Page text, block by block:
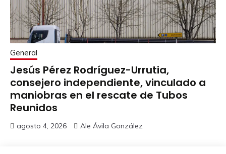
General
Jesús Pérez Rodríguez-Urrutia,
consejero independiente, vinculado a
maniobras en el rescate de Tubos
Reunidos
agosto 4, 2026 Ale Ávila González